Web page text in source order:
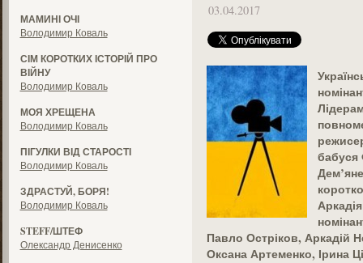
МАМИНІ ОЧІ
Володимир Коваль
СІМ КОРОТКИХ ІСТОРІЙ ПРО
ВІЙНУ
Володимир Коваль
МОЯ ХРЕЩЕНА
Володимир Коваль
ПІГУЛКИ ВІД СТАРОСТІ
Володимир Коваль
ЗДРАСТУЙ, БОРЯ!
Володимир Коваль
STEFF/ШТЕФ
Олександр Денисенко
03.04.2017
бабуся
Павло Остріков, Аркадій
Оксана Артеменко, Ірина